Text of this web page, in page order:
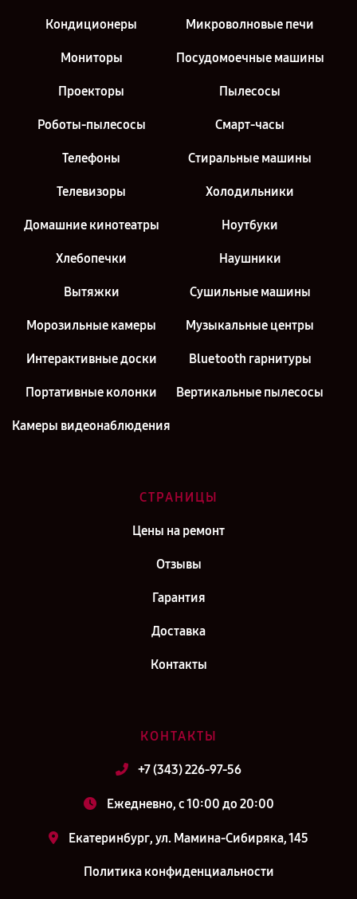
Кондиционеры Микроволновые печи
Мониторы Посудомоечные машины
Проекторы Пылесосы
Роботы-пылесосы Смарт-часы
Телефоны Стиральные машины
Телевизоры Холодильники
Домашние кинотеатры Ноутбуки
Хлебопечки Наушники
Вытяжки Сушильные машины
Морозильные камеры Музыкальные центры
Интерактивные доски Bluetooth гарнитуры
Портативные колонки Вертикальные пылесосы
Камеры видеонаблюдения
СТРАНИЦЫ
Цены на ремонт
Отзывы
Гарантия
Доставка
Контакты
КОНТАКТЫ
+7 (343) 226-97-56
Ежедневно, с 10:00 до 20:00
Екатеринбург, ул. Мамина-Сибиряка, 145
Политика конфиденциальности